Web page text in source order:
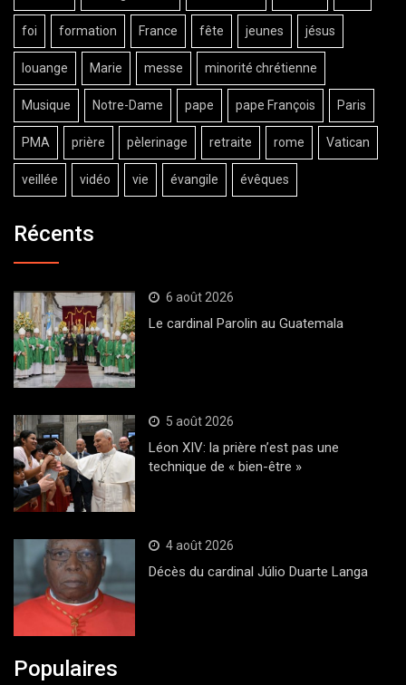
foi formation France fête jeunes jésus
louange Marie messe minorité chrétienne
Musique Notre-Dame pape pape François Paris
PMA prière pèlerinage retraite rome Vatican
veillée vidéo vie évangile évêques
Récents
6 août 2026
Le cardinal Parolin au Guatemala
5 août 2026
Léon XIV: la prière n’est pas une
technique de « bien-être »
4 août 2026
Décès du cardinal Júlio Duarte Langa
Populaires